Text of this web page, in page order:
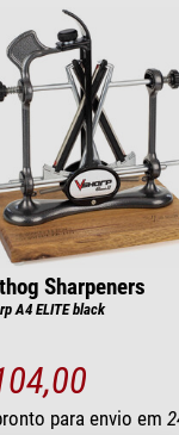
Sharpeners
A4 ELITE black
para envio em